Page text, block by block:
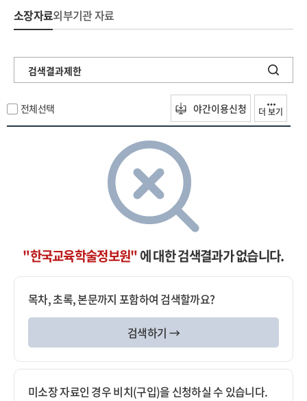
소장자료외부기관 자료
검색결과제한
전체선택 야간이용신청 더 보기
"한국교육학술정보원"에 대한 검색결과가 없습니다.
목차, 초록, 본문까지 포함하여 검색할까요?
검색하기 →
미소장 자료인 경우 비치(구입)을 신청하실 수 있습니다.